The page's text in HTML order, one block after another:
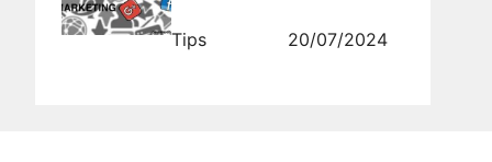
Drastis!
Tips 20/07/2024